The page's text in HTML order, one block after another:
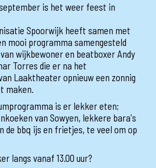
is het weer feest in
Spoorwijk heeft samen met
mooi programma samengesteld
wijkbewoner en beatboxer Andy
Torres die er na het
Laaktheater opnieuw een zonnig
maken.
is er lekker eten;
van Sowyen, lekkere bara's
de bbq ijs en frietjes, te veel om op
langs vanaf 13.00 uur?